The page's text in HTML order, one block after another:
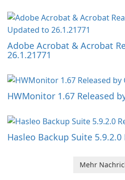
Adobe Acrobat & Acrobat
26.1.21771
HWMonitor 1.67 Released
Hasleo Backup Suite 5.9.2.0
Mehr